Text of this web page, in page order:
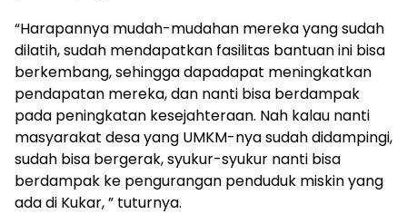
“Harapannya mudah-mudahan mereka yang sudah
dilatih, sudah mendapatkan fasilitas bantuan ini bisa
berkembang, sehingga dapadapat meningkatkan
pendapatan mereka, dan nanti bisa berdampak
pada peningkatan kesejahteraan. Nah kalau nanti
masyarakat desa yang UMKM-nya sudah didampingi,
sudah bisa bergerak, syukur-syukur nanti bisa
berdampak ke pengurangan penduduk miskin yang
ada di Kukar, ” tuturnya.